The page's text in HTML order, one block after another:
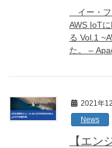
イー・フ
AWS IoT
る Vol.1
た。 –
2021年
News
【エン